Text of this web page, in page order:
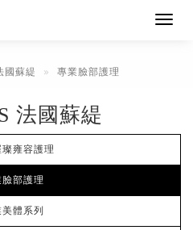
國蘇緹 專業臉部護理
法國蘇緹
雍容護理
部護理
體系列